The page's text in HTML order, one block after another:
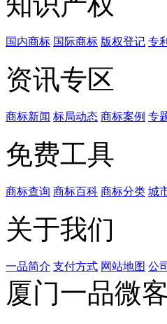
国内商标 国际商标 版权登记 专
资讯专区
商标新闻 标局动态 商标案例 专
免费工具
商标查询 商标百科 商标分类 城
关于我们
一品简介 支付方式 网站地图 公
厦门一品微